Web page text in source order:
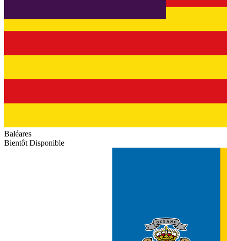
Baléares
Bientôt Disponible